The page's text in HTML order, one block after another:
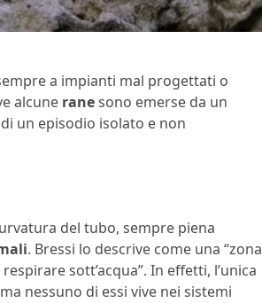
a impianti mal progettati o
alcune ranesono emerse da un
un episodio isolato e non
del tubo, sempre piena
. Bressi lo descrive come una “zona
sott’acqua”. In effetti, l’unica
nessuno di essi vive nei sistemi